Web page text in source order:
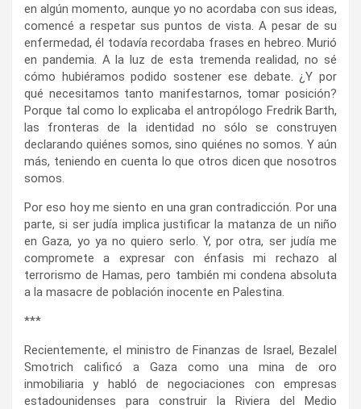
en algún momento, aunque yo no acordaba con sus ideas,
comencé a respetar sus puntos de vista. A pesar de su
enfermedad, él todavía recordaba frases en hebreo. Murió
en pandemia. A la luz de esta tremenda realidad, no sé
cómo hubiéramos podido sostener ese debate. ¿Y por
qué necesitamos tanto manifestarnos, tomar posición?
Porque tal como lo explicaba el antropólogo Fredrik Barth,
las fronteras de la identidad no sólo se construyen
declarando quiénes somos, sino quiénes no somos. Y aún
más, teniendo en cuenta lo que otros dicen que nosotros
somos.
Por eso hoy me siento en una gran contradicción. Por una
parte, si ser judía implica justificar la matanza de un niño
en Gaza, yo ya no quiero serlo. Y, por otra, ser judía me
compromete a expresar con énfasis mi rechazo al
terrorismo de Hamas, pero también mi condena absoluta
a la masacre de población inocente en Palestina.
***
Recientemente, el ministro de Finanzas de Israel, Bezalel
Smotrich calificó a Gaza como una mina de oro
inmobiliaria y habló de negociaciones con empresas
estadounidenses para construir la Riviera del Medio